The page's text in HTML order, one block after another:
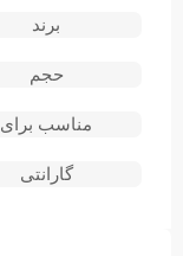
برند
حجم
مناسب برای
گارانتی